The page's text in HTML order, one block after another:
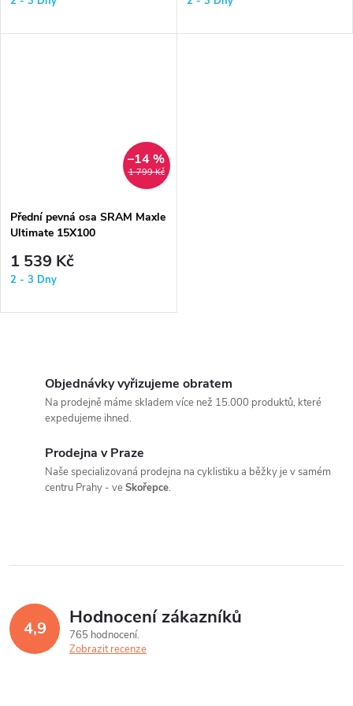
1 799 Kč
–14 %
Přední pevná osa SRAM Maxle
Ultimate 15X100
1 539 Kč
2 - 3 Dny
p
r
Objednávky vyřizujeme obratem
Na prodejně máme skladem více než 15.000 produktů, které
expedujeme ihned.
Prodejna v Praze
Naše specializovaná prodejna na cyklistiku a běžky je v samém
centru Prahy - veSkořepce.
4,9 Hodnocení zákazníků
765 hodnocení
Zobrazit recenze